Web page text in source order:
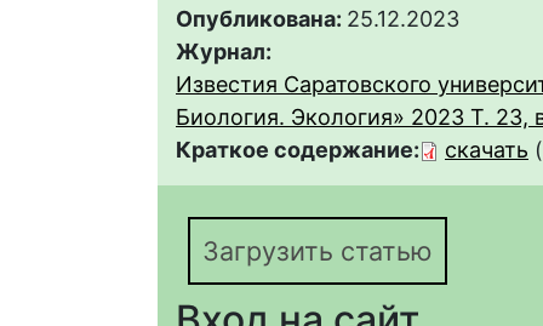
Опубликована: 25.12.2023
Журнал:
Известия Саратовского
Биология. Экология» 2023 Т. 23,
Краткое содержание:
скачать
Загрузить статью